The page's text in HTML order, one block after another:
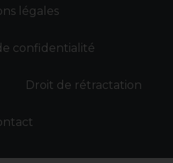
légales
confidentialité
Droit de rétractation